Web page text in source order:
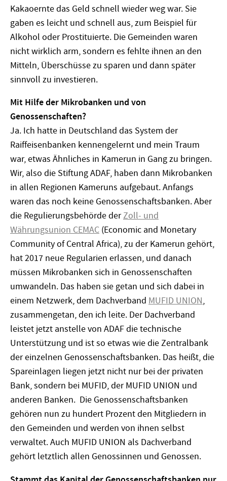
Kakaoernte das Geld schnell wieder weg war. Sie
gaben es leicht und schnell aus, zum Beispiel für
Alkohol oder Prostituierte. Die Gemeinden waren
nicht wirklich arm, sondern es fehlte ihnen an den
Mitteln, Überschüsse zu sparen und dann später
sinnvoll zu investieren.
Mit Hilfe der Mikrobanken und von
Genossenschaften?
Ja. Ich hatte in Deutschland das System der
Raiffeisenbanken kennengelernt und mein Traum
war, etwas Ähnliches in Kamerun in Gang zu bringen.
Wir, also die Stiftung ADAF, haben dann Mikrobanken
in allen Regionen Kameruns aufgebaut. Anfangs
waren das noch keine Genossenschaftsbanken. Aber
die Regulierungsbehörde derZoll- und
Währungsunion CEMAC (Economic and Monetary
Community of Central Africa), zu der Kamerun gehört,
hat 2017 neue Regularien erlassen, und danach
müssen Mikrobanken sich in Genossenschaften
umwandeln. Das haben sie getan und sich dabei in
einem Netzwerk, dem Dachverband MUFID UNION,
zusammengetan, den ich leite. Der Dachverband
leistet jetzt anstelle von ADAF die technische
Unterstützung und ist so etwas wie die Zentralbank
der einzelnen Genossenschaftsbanken. Das heißt, die
Spareinlagen liegen jetzt nicht nur bei der privaten
Bank, sondern bei MUFID, der MUFID UNION und
anderen Banken. Die Genossenschaftsbanken
gehören nun zu hundert Prozent den Mitgliedern in
den Gemeinden und werden von ihnen selbst
verwaltet. Auch MUFID UNION als Dachverband
gehört letztlich allen Genossinnen und Genossen.